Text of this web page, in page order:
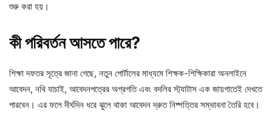
শুরু করা হয়।
কীপরিবর্তনআসতেপারে?
শিক্ষা দফতর সূত্রে জানা গেছে, নতুন পোর্টালের মাধ্যমে শিক্ষক-শিক্ষিকারা অনলাইনে
আবেদন, নথি যাচাই, আবেদনপত্রের অগ্রগতি এবং বদলির স্ট্যাটাস এক জায়গাতেই দেখতে
পারবেন। এর ফলে দীর্ঘদিন ধরে ঝুলে থাকা আবেদন দ্রুত নিষ্পত্তির সম্ভাবনা তৈরি হবে।